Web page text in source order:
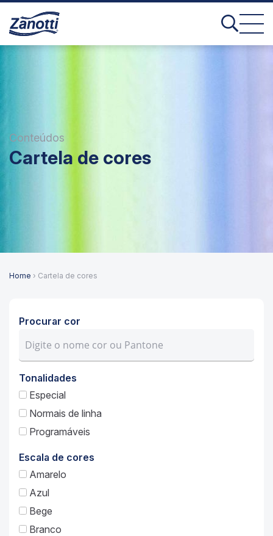
Conteúdos
Cartela de cores
Home › Cartela de cores
Procurar cor
Tonalidades
Especial
Normais de linha
Programáveis
Escala de cores
Amarelo
Azul
Bege
Branco